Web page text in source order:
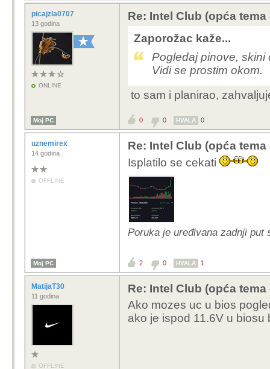
picajzla0707
13 godina
ONLINE
Re: Intel Club (opća
Zaporožac kaže...
Pogledaj pinove, skini
Vidi se prostim okom.
to sam i planirao,
Moj PC 0 0 HVALA 0
uznemirex
14 godina
OFFLINE
Re: Intel Club (opća
Isplatilo se cekati
Poruka je uređivana zadnji put
Moj PC 2 0 HVALA 1
MatijaT30
11 godina
OFFLINE
Re: Intel Club (opća
Ako mozes uc u bios
ako je ispod 11.6V u